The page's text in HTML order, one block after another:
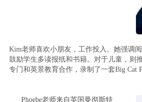
Kim老师喜欢小朋友，工作投入。她强调
鼓励学生多读报纸和书籍。对于儿童，则
专门和英景教育合作，录制了一套Big Cat
Phoebe老师来自英国曼彻斯特